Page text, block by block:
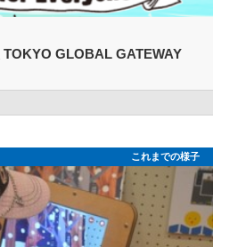
TOKYO GLOBAL GATEWAY
これまでの様子